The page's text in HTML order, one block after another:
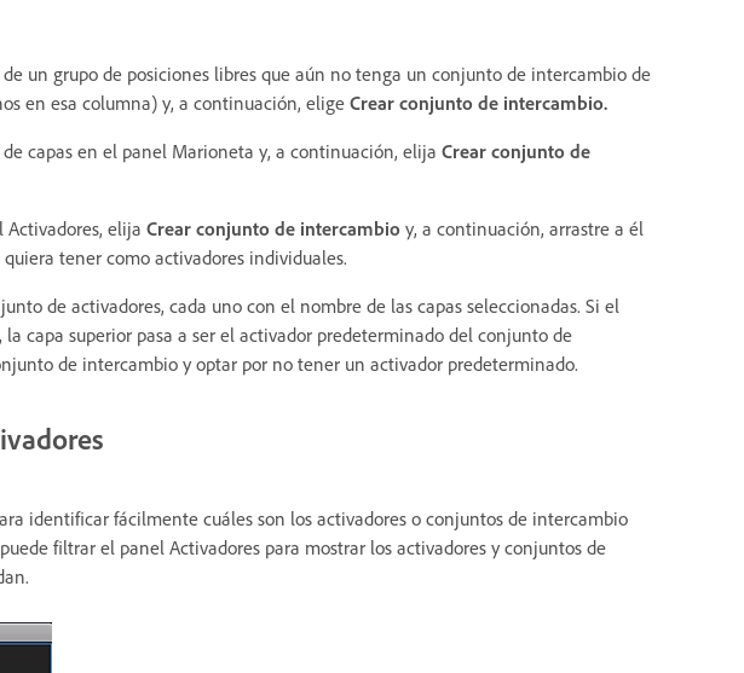
un grupo de posiciones libres que aún no tenga un conjunto de intercambio de
en esa columna) y, a continuación, eligeCrear conjunto de intercambio.
capas en el panel Marioneta y, a continuación, elija Crear conjunto de
elija Crear conjunto de intercambio y, a continuación, arrastre a él
tener como activadores individuales.
de activadores, cada uno con el nombre de las capas seleccionadas. Si el
capa superior pasa a ser el activador predeterminado del conjunto de
de intercambio y optar por no tener un activador predeterminado.
identificar fácilmente cuáles son los activadores o conjuntos de intercambio
filtrar el panel Activadores para mostrar los activadores y conjuntos de